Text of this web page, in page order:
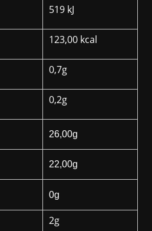
519 kJ
123,00 kcal
0,7g
0,2g
26,00g
22,00g
0g
2g